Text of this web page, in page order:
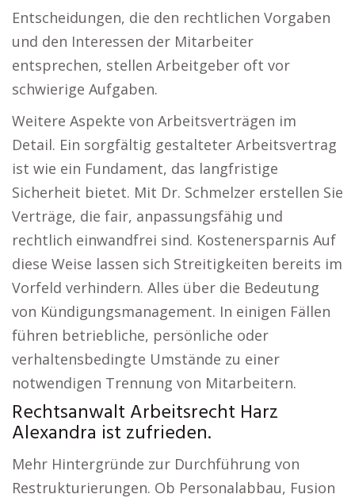
Entscheidungen, die den rechtlichen Vorgaben
und den Interessen der Mitarbeiter
entsprechen, stellen Arbeitgeber oft vor
schwierige Aufgaben.
Weitere Aspekte von Arbeitsverträgen im
Detail. Ein sorgfältig gestalteter Arbeitsvertrag
ist wie ein Fundament, das langfristige
Sicherheit bietet. Mit Dr. Schmelzer erstellen Sie
Verträge, die fair, anpassungsfähig und
rechtlich einwandfrei sind. Kostenersparnis Auf
diese Weise lassen sich Streitigkeiten bereits im
Vorfeld verhindern. Alles über die Bedeutung
von Kündigungsmanagement. In einigen Fällen
führen betriebliche, persönliche oder
verhaltensbedingte Umstände zu einer
notwendigen Trennung von Mitarbeitern.
Rechtsanwalt Arbeitsrecht Harz
Alexandra ist zufrieden.
Mehr Hintergründe zur Durchführung von
Restrukturierungen. Ob Personalabbau, Fusion